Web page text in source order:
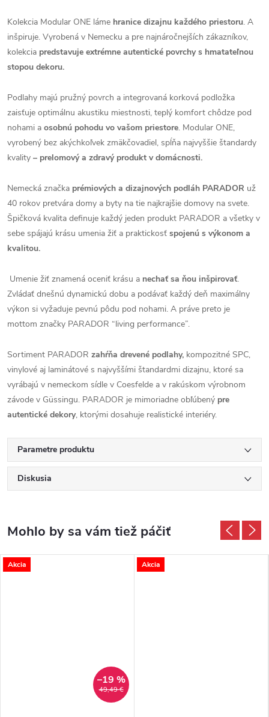
Kolekcia Modular ONE láme hranice dizajnu každého priestoru. A
inšpiruje. Vyrobená v Nemecku a pre najnáročnejších zákazníkov,
kolekcia predstavuje extrémne autentické povrchy s hmatateľnou
stopou dekoru.
Podlahy majú pružný povrch a integrovaná korková podložka
zaisťuje optimálnu akustiku miestnosti, teplý komfort chôdze pod
nohami a osobnú pohodu vo vašom priestore. Modular ONE,
vyrobený bez akýchkoľvek zmäkčovadiel, spĺňa najvyššie štandardy
kvality – prelomový a zdravý produkt v domácnosti.
Nemecká značka prémiových a dizajnových podláh PARADOR už
40 rokov pretvára domy a byty na tie najkrajšie domovy na svete.
Špičková kvalita definuje každý jeden produkt PARADOR a všetky v
sebe spájajú krásu umenia žiť a praktickosť spojenú s výkonom a
kvalitou.
Umenie žiť znamená oceniť krásu a nechať sa ňou inšpirovať.
Zvládať dnešnú dynamickú dobu a podávať každý deň maximálny
výkon si vyžaduje pevnú pôdu pod nohami. A práve preto je
mottom značky PARADOR “living performance”.
Sortiment PARADOR zahŕňa drevené podlahy, kompozitné SPC,
vinylové aj laminátové s najvyššími štandardmi dizajnu, ktoré sa
vyrábajú v nemeckom sídle v Coesfelde a v rakúskom výrobnom
závode v Güssingu. PARADOR je mimoriadne obľúbený pre
autentické dekory, ktorými dosahuje realistické interiéry.
Parametre produktu
Diskusia
Akcia
49,49 €
–19 %
Akcia